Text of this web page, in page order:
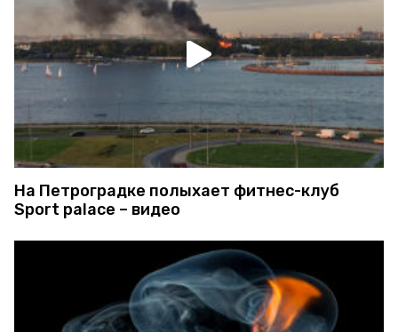
На Петроградке полыхает фитнес-клуб
Sport palace – видео